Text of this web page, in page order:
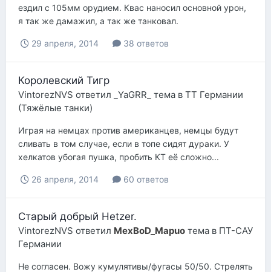
ездил с 105мм орудием. Квас наносил основной урон,
я так же дамажил, а так же танковал.
29 апреля, 2014 38 ответов
Королевский Тигр
VintorezNVS ответил _YaGRR_ тема в ТТ Германии
(Тяжёлые танки)
Играя на немцах против американцев, немцы будут
сливать в том случае, если в топе сидят дураки. У
хелкатов убогая пушка, пробить КТ её сложно...
26 апреля, 2014 60 ответов
Старый добрый Hetzer.
VintorezNVS ответил MexBoD_Mapuo тема в ПТ-САУ
Германии
Не согласен. Вожу кумулятивы/фугасы 50/50. Стрелять